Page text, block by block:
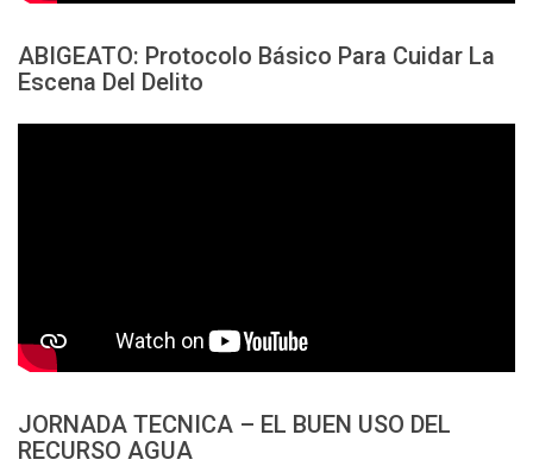
ABIGEATO: Protocolo Básico Para Cuidar La
Escena Del Delito
JORNADA TECNICA – EL BUEN USO DEL
RECURSO AGUA